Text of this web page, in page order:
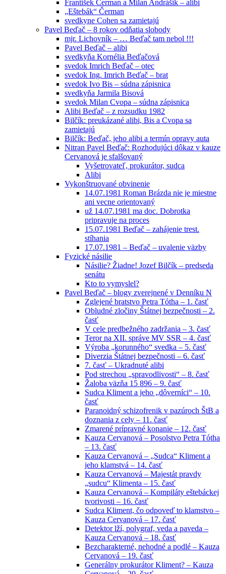
František Čerman a Milan Andrášik – alibi
„Eštebák“ Čerman
svedkyne Cohen sa zamietajú
Pavel Beďač – 8 rokov odňatia slobody
mjr. Lichovník – … Beďač tam nebol !!!
Pavel Beďač – alibi
svedkyňa Kornélia Beďačová
svedok Imrich Beďač – otec
svedok Ing. Imrich Beďač – brat
svedok Ivo Bis – súdna zápisnica
svedkyňa Jarmila Bisová
svedok Milan Cvopa – súdna zápisnica
Alibi Beďač – z rozsudku 1982
Bilčík: preukázané alibi, Bis a Cvopa sa
zamietajú
Bilčík: Beďač, jeho alibi a termín opravy auta
Nitran Pavel Beďač: Rozhodujúci dôkaz v kauze
Cervanová je sfalšovaný
Vyšetrovateľ, prokurátor, sudca
Alibi
Vykonštruované obvinenie
14.07.1981 Roman Brázda nie je miestne
ani vecne orientovaný
už 14.07.1981 ma doc. Dobrotka
pripravuje na proces
15.07.1981 Beďač – zahájenie trest.
stíhania
17.07.1981 – Beďač – uvalenie väzby
Fyzické násilie
Násilie? Žiadne! Jozef Bilčík – predseda
senátu
Kto to vymyslel?
Pavel Beďač – blogy zverejnené v Denníku N
Zglejené bratstvo Petra Tótha – 1. časť
Obludné zločiny Štátnej bezpečnosti – 2.
časť
V cele predbežného zadržania – 3. časť
Teror na XII. správe MV SSR – 4. časť
Výroba „korunného“ svedka – 5. časť
Diverzia Štátnej bezpečnosti – 6. časť
7. časť – Ukradnuté alibi
Pod strechou „spravodlivosti“ – 8. časť
Žaloba väzňa 15 896 – 9. časť
Sudca Kliment a jeho „dôverníci“ – 10.
časť
Paranoidný schizofrenik v pazúroch ŠtB a
doznania z cely – 11. časť
Zmarené prípravné konanie – 12. časť
Kauza Cervanová – Posolstvo Petra Tótha
– 13. časť
Kauza Cervanová – „Sudca“ Kliment a
jeho klamstvá – 14. časť
Kauza Cervanová – Majestát pravdy
„sudcu“ Klimenta – 15. časť
Kauza Cervanová – Kompiláty eštebáckej
tvorivosti – 16. časť
Sudca Kliment, čo odpoveď to klamstvo –
Kauza Cervanová – 17. časť
Detektor lží, polygraf, veda a paveda –
Kauza Cervanová – 18. časť
Bezcharakterné, nehodné a podlé – Kauza
Cervanová – 19. časť
Generálny prokurátor Kliment? – Kauza